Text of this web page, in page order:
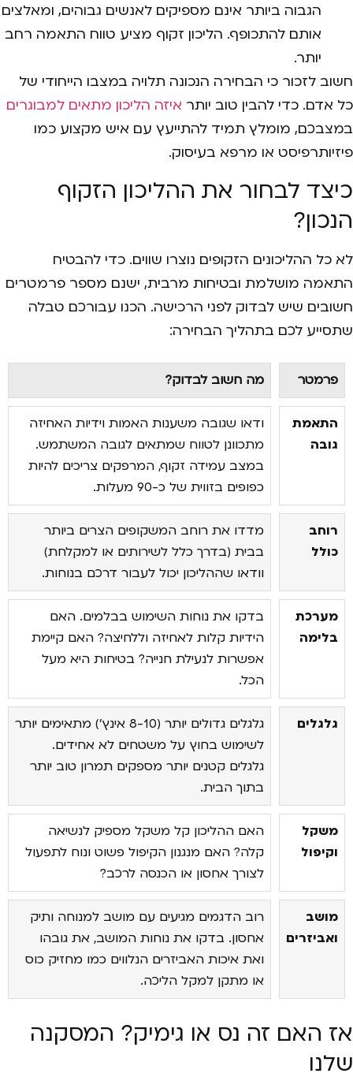
הגבוה ביותר אינם מספיקים לאנשים גבוהים, ומאלצים
אותם להתכופף. הליכון זקוף מציע טווח התאמה רחב
יותר.
חשוב לזכור כי הבחירה הנכונה תלויה במצבו הייחודי של
כל אדם. כדי להבין טוב יותר איזה הליכון מתאים למבוגרים
במצבכם, מומלץ תמיד להתייעץ עם איש מקצוע כמו
פיזיותרפיסט או מרפא בעיסוק.
כיצד לבחור את ההליכון הזקוף
הנכון?
לא כל ההליכונים הזקופים נוצרו שווים. כדי להבטיח
התאמה מושלמת ובטיחות מרבית, ישנם מספר פרמטרים
חשובים שיש לבדוק לפני הרכישה. הכנו עבורכם טבלה
שתסייע לכם בתהליך הבחירה:
פרמטר מה חשוב לבדוק?
התאמת
גובה
ודאו שגובה משענות האמות וידיות האחיזה
מתכוונן לטווח שמתאים לגובה המשתמש.
במצב עמידה זקוף, המרפקים צריכים להיות
כפופים בזווית של כ-90 מעלות.
רוחב
כולל
מדדו את רוחב המשקופים הצרים ביותר
בבית (בדרך כלל לשירותים או למקלחת)
וודאו שההליכון יכול לעבור דרכם בנוחות.
מערכת
בלימה
בדקו את נוחות השימוש בבלמים. האם
הידיות קלות לאחיזה וללחיצה? האם קיימת
אפשרות לנעילת חנייה? בטיחות היא מעל
הכל.
גלגלים
גלגלים גדולים יותר (8-10 אינץ') מתאימים יותר
לשימוש בחוץ על משטחים לא אחידים.
גלגלים קטנים יותר מספקים תמרון טוב יותר
בתוך הבית.
משקל
וקיפול
האם ההליכון קל משקל מספיק לנשיאה
קלה? האם מנגנון הקיפול פשוט ונוח לתפעול
לצורך אחסון או הכנסה לרכב?
מושב
ואביזרים
רוב הדגמים מגיעים עם מושב למנוחה ותיק
אחסון. בדקו את נוחות המושב, את גובהו
ואת איכות האביזרים הנלווים כמו מחזיק כוס
או מתקן למקל הליכה.
אז האם זה נס או גימיק? המסקנה
שלנו